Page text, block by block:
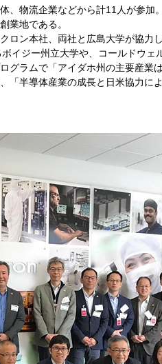
、物流企業などから計11人が参加
業地である。
ロン本社、両社と広島大学が協力
イジー州立大学や、コールドウェ
グラムで「アイダホ州の主要産業
「半導体産業の成長と日米協力に